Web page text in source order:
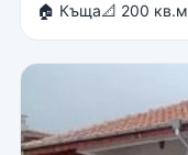
🏠 Къща📐 200 кв.м